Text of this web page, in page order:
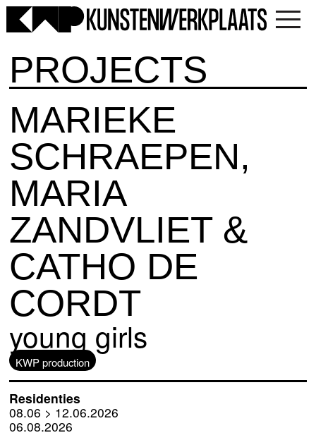
PROJECTS
MARIEKE
SCHRAEPEN,
MARIA
ZANDVLIET &
CATHO DE
CORDT
young girls
KWP production
Residenties
08.06 > 12.06.2026
06.08.2026